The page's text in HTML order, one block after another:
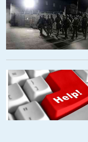
L’agence de notation
A+.
« A+ », soit dégradée
pays de la zone euro que
surveillance avec
responsables.